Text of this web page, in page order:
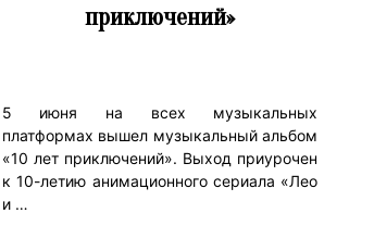
приключений»
5 июня на всех музыкальных
платформах вышел музыкальный альбом
«10 лет приключений». Выход приурочен
к 10-летию анимационного сериала «Лео
и …